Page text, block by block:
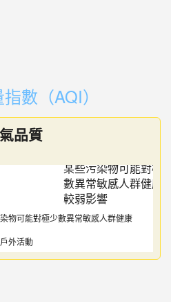
數（AQI）
品質
物可能對極少數異常敏感人群健康
外活動